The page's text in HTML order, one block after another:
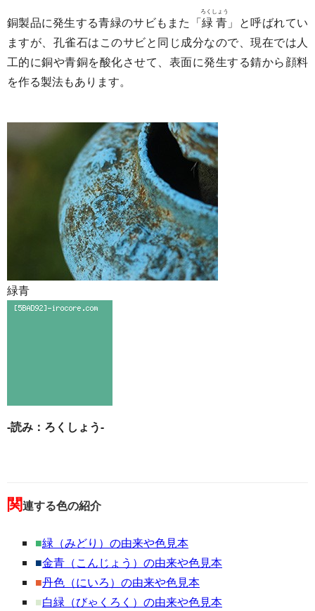
銅製品に発生する青緑のサビもまた「緑青
ろくしょう
」と呼ばれてい
ますが、孔雀石はこのサビと同じ成分なので、現在では人
工的に銅や青銅を酸化させて、表面に発生する錆から顔料
を作る製法もあります。
緑青
-読み：ろくしょう-
関連する色の紹介
■緑（みどり）の由来や色見本
■金青（こんじょう）の由来や色見本
■丹色（にいろ）の由来や色見本
■白緑（びゃくろく）の由来や色見本